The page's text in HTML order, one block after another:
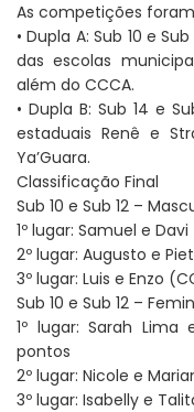
As competições
• Dupla A: Sub 10 e
das escolas
além do CCCA.
• Dupla B: Sub 14 e
estaduais Renê e
Ya’Guara.
Classificação Final
Sub 10 e Sub 12 –
1º lugar: Samuel e
2º lugar: Augusto e
3º lugar: Luis e Enzo
Sub 10 e Sub 12 –
1º lugar: Sarah
pontos
2º lugar: Nicole e
3º lugar: Isabelly e